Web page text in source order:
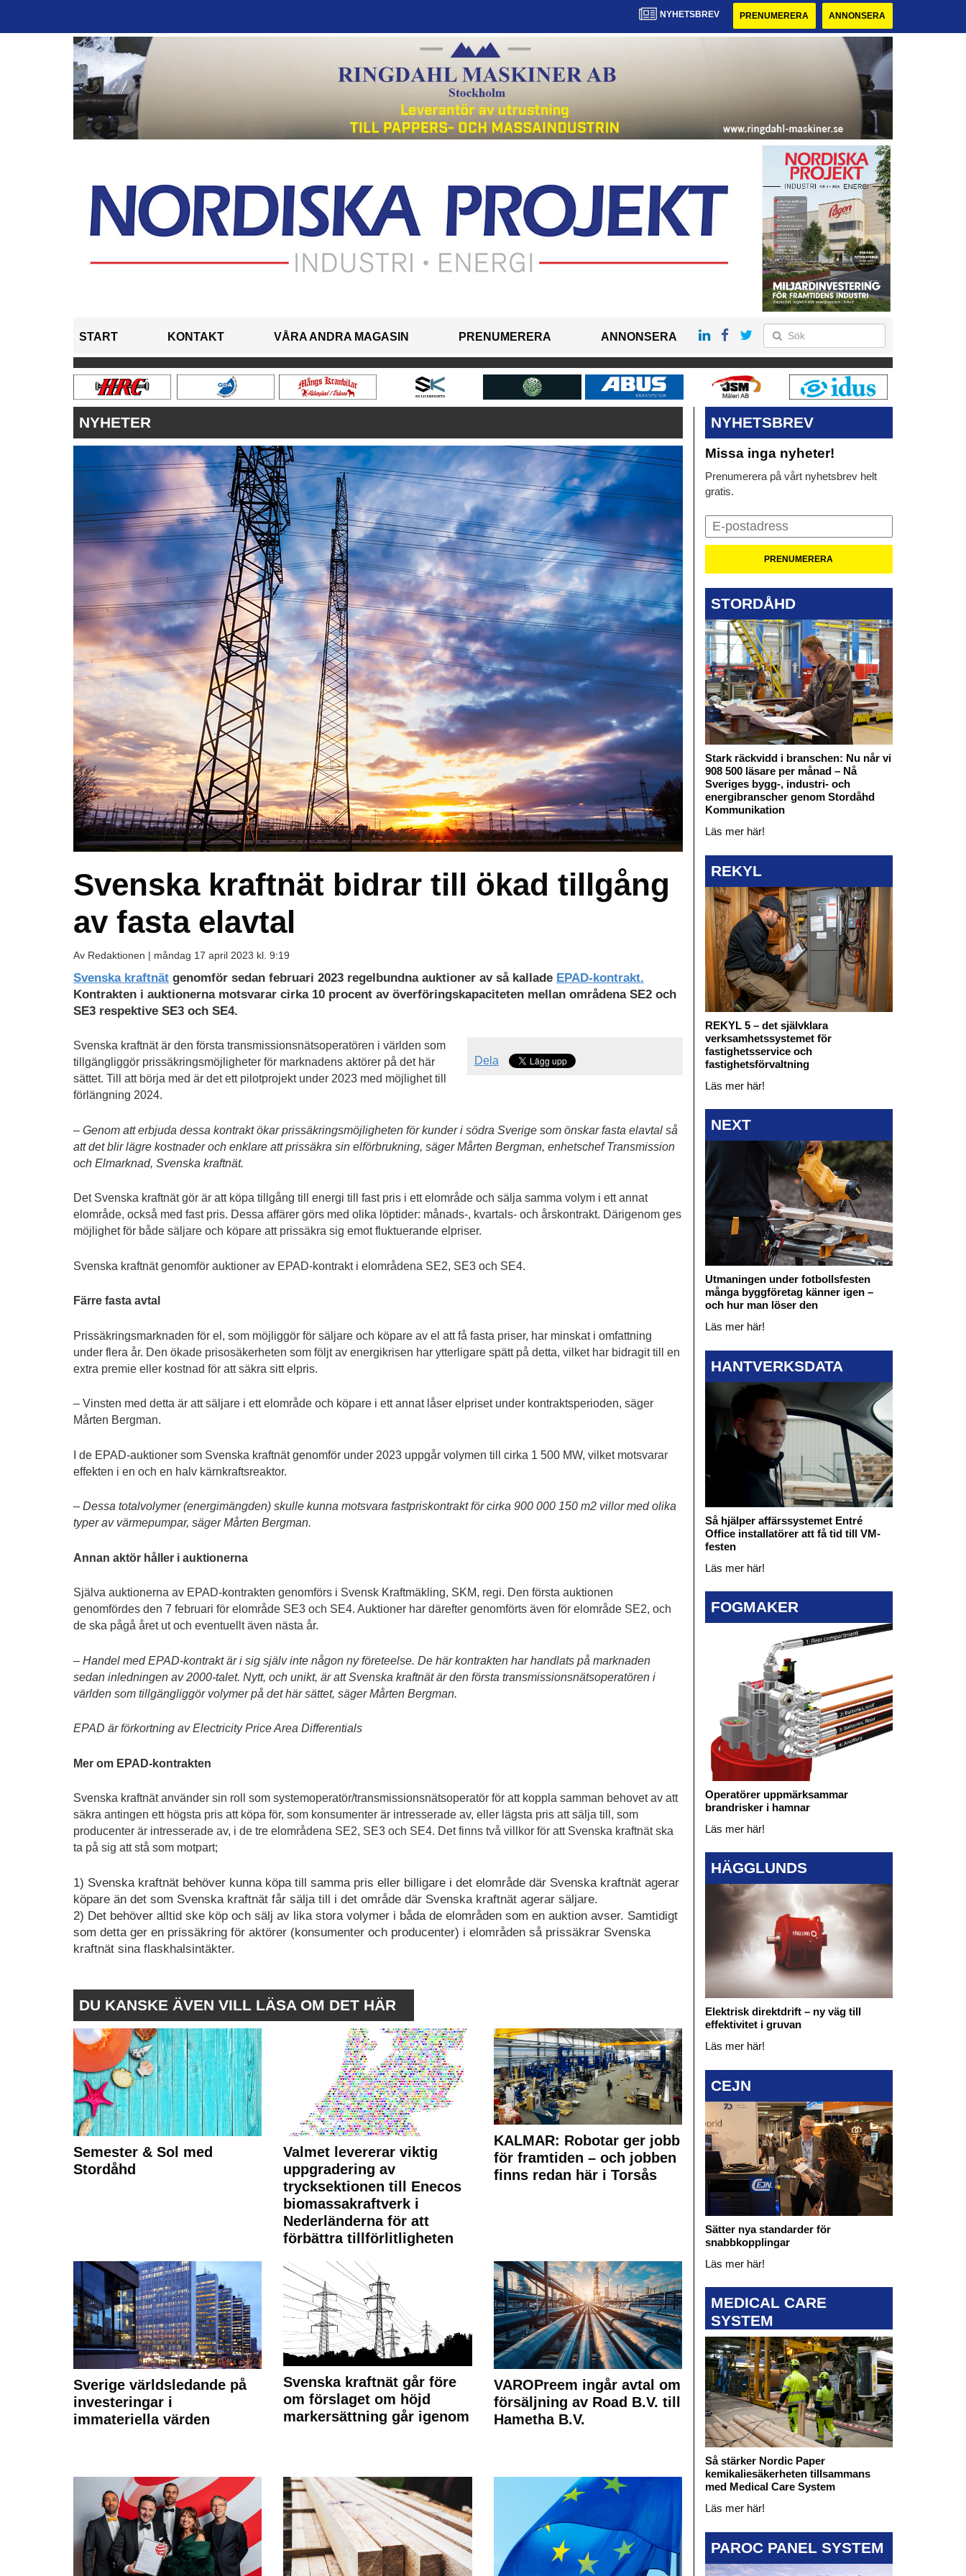
NYHETSBREV PRENUMERERA ANNONSERA
START KONTAKT VÅRA ANDRA MAGASIN PRENUMERERA ANNONSERA
NYHETER
Svenska kraftnät bidrar till ökad tillgång
av fasta elavtal
Av Redaktionen | måndag 17 april 2023 kl. 9:19
Svenska kraftnät genomför sedan februari 2023 regelbundna auktioner av så kallade EPAD-kontrakt.
Kontrakten i auktionerna motsvarar cirka 10 procent av överföringskapaciteten mellan områdena SE2 och
SE3 respektive SE3 och SE4.
Dela
Svenska kraftnät är den första transmissionsnätsoperatören i världen som
tillgängliggör prissäkringsmöjligheter för marknadens aktörer på det här
sättet. Till att börja med är det ett pilotprojekt under 2023 med möjlighet till
förlängning 2024.
– Genom att erbjuda dessa kontrakt ökar prissäkringsmöjligheten för kunder i södra Sverige som önskar fasta elavtal så
att det blir lägre kostnader och enklare att prissäkra sin elförbrukning, säger Mårten Bergman, enhetschef Transmission
och Elmarknad, Svenska kraftnät.
Det Svenska kraftnät gör är att köpa tillgång till energi till fast pris i ett elområde och sälja samma volym i ett annat
elområde, också med fast pris. Dessa affärer görs med olika löptider: månads-, kvartals- och årskontrakt. Därigenom ges
möjlighet för både säljare och köpare att prissäkra sig emot fluktuerande elpriser.
Svenska kraftnät genomför auktioner av EPAD-kontrakt i elområdena SE2, SE3 och SE4.
Färre fasta avtal
Prissäkringsmarknaden för el, som möjliggör för säljare och köpare av el att få fasta priser, har minskat i omfattning
under flera år. Den ökade prisosäkerheten som följt av energikrisen har ytterligare spätt på detta, vilket har bidragit till en
extra premie eller kostnad för att säkra sitt elpris.
– Vinsten med detta är att säljare i ett elområde och köpare i ett annat låser elpriset under kontraktsperioden, säger
Mårten Bergman.
I de EPAD-auktioner som Svenska kraftnät genomför under 2023 uppgår volymen till cirka 1 500 MW, vilket motsvarar
effekten i en och en halv kärnkraftsreaktor.
– Dessa totalvolymer (energimängden) skulle kunna motsvara fastpriskontrakt för cirka 900 000 150 m2 villor med olika
typer av värmepumpar, säger Mårten Bergman.
Annan aktör håller i auktionerna
Själva auktionerna av EPAD-kontrakten genomförs i Svensk Kraftmäkling, SKM, regi. Den första auktionen
genomfördes den 7 februari för elområde SE3 och SE4. Auktioner har därefter genomförts även för elområde SE2, och
de ska pågå året ut och eventuellt även nästa år.
– Handel med EPAD-kontrakt är i sig själv inte någon ny företeelse. De här kontrakten har handlats på marknaden
sedan inledningen av 2000-talet. Nytt, och unikt, är att Svenska kraftnät är den första transmissionsnätsoperatören i
världen som tillgängliggör volymer på det här sättet, säger Mårten Bergman.
EPAD är förkortning av Electricity Price Area Differentials
Mer om EPAD-kontrakten
Svenska kraftnät använder sin roll som systemoperatör/transmissionsnätsoperatör för att koppla samman behovet av att
säkra antingen ett högsta pris att köpa för, som konsumenter är intresserade av, eller lägsta pris att sälja till, som
producenter är intresserade av, i de tre elområdena SE2, SE3 och SE4. Det finns två villkor för att Svenska kraftnät ska
ta på sig att stå som motpart;
1) Svenska kraftnät behöver kunna köpa till samma pris eller billigare i det elområde där Svenska kraftnät agerar
köpare än det som Svenska kraftnät får sälja till i det område där Svenska kraftnät agerar säljare.
2) Det behöver alltid ske köp och sälj av lika stora volymer i båda de elområden som en auktion avser. Samtidigt
som detta ger en prissäkring för aktörer (konsumenter och producenter) i elområden så prissäkrar Svenska
kraftnät sina flaskhalsintäkter.
DU KANSKE ÄVEN VILL LÄSA OM DET HÄR
Semester & Sol med
Stordåhd
Valmet levererar viktig
uppgradering av
trycksektionen till Enecos
biomassakraftverk i
Nederländerna för att
förbättra tillförlitligheten
KALMAR: Robotar ger jobb
för framtiden – och jobben
finns redan här i Torsås
Sverige världsledande på
investeringar i
immateriella värden
Svenska kraftnät går före
om förslaget om höjd
markersättning går igenom
VAROPreem ingår avtal om
försäljning av Road B.V. till
Hametha B.V.
NYHETSBREV
Missa inga nyheter!
Prenumerera på vårt nyhetsbrev helt
gratis.
STORDÅHD
Stark räckvidd i branschen: Nu når vi
908 500 läsare per månad – Nå
Sveriges bygg-, industri- och
energibranscher genom Stordåhd
Kommunikation
Läs mer här!
REKYL
REKYL 5 – det självklara
verksamhetssystemet för
fastighetsservice och
fastighetsförvaltning
Läs mer här!
NEXT
Utmaningen under fotbollsfesten
många byggföretag känner igen –
och hur man löser den
Läs mer här!
HANTVERKSDATA
Så hjälper affärssystemet Entré
Office installatörer att få tid till VM-
festen
Läs mer här!
FOGMAKER
Operatörer uppmärksammar
brandrisker i hamnar
Läs mer här!
HÄGGLUNDS
Elektrisk direktdrift – ny väg till
effektivitet i gruvan
Läs mer här!
CEJN
Sätter nya standarder för
snabbkopplingar
Läs mer här!
MEDICAL CARE
SYSTEM
Så stärker Nordic Paper
kemikaliesäkerheten tillsammans
med Medical Care System
Läs mer här!
PAROC PANEL SYSTEM